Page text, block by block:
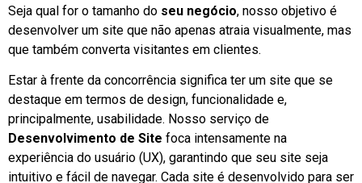
Seja qual for o tamanho do seu negócio, nosso objetivo é
desenvolver um site que não apenas atraia visualmente, mas
que também converta visitantes em clientes.
Estar à frente da concorrência significa ter um site que se
destaque em termos de design, funcionalidade e,
principalmente, usabilidade. Nosso serviço de
Desenvolvimento de Site foca intensamente na
experiência do usuário (UX), garantindo que seu site seja
intuitivo e fácil de navegar. Cada site é desenvolvido para ser